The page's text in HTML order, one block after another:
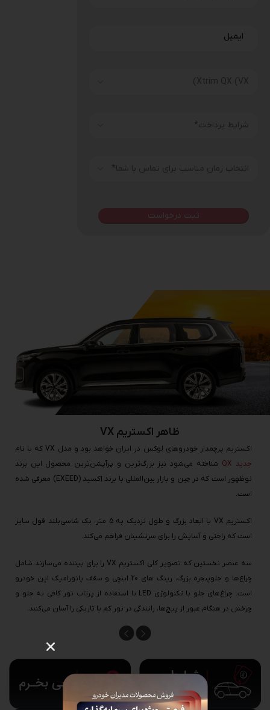
ایمیل
payment_type
انتخاب زمان مناسب برای تماس با شما*
ظاهر اکستریم VX
اکستریم پرچمدار خودروهای لوکس در ایران خواهد بود و مدل VX که با نام
جدید QX
شناخته می‌شود نیز بزرگ‌ترین و پرآپشن‌ترین محصول این برند
نوظهور است که در چین و بازار بین‌المللی با برند اِکسید (EXEED) معرفی شده
است.
اکستریم VX با ابعاد بزرگ و طول نزدیک به 5 متر، یک شاسی‌بلند فول سایز
است که راحتی و آسایش را برای سرنشینان فراهم می‌کند.
سه عنصر نخستین که تصویر کلی اکستریم VX را برای بیننده می‌سازند شامل
چراغ‌ها و جلوپنجره بزرگ، رینگ های 20 اینچی و سقف پانورامیک این خودرو
است. چراغ‌های جلو با تکنولوژی LED با استفاده از پرتاب نور کافی به جلو و
چرخش در هنگام عبور از پیچ‌ها، رانندگی در نور کم یا تاریکی را آسان می‌کنند.